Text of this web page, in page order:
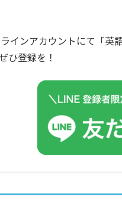
インアカウントにて「英
ひ登録を！